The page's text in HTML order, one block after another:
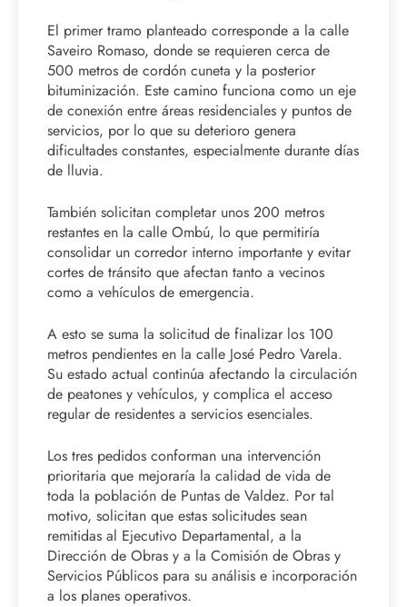
El primer tramo planteado corresponde a la calle
Saveiro Romaso, donde se requieren cerca de
500 metros de cordón cuneta y la posterior
bituminización. Este camino funciona como un eje
de conexión entre áreas residenciales y puntos de
servicios, por lo que su deterioro genera
dificultades constantes, especialmente durante días
de lluvia.
También solicitan completar unos 200 metros
restantes en la calle Ombú, lo que permitiría
consolidar un corredor interno importante y evitar
cortes de tránsito que afectan tanto a vecinos
como a vehículos de emergencia.
A esto se suma la solicitud de finalizar los 100
metros pendientes en la calle José Pedro Varela.
Su estado actual continúa afectando la circulación
de peatones y vehículos, y complica el acceso
regular de residentes a servicios esenciales.
Los tres pedidos conforman una intervención
prioritaria que mejoraría la calidad de vida de
toda la población de Puntas de Valdez. Por tal
motivo, solicitan que estas solicitudes sean
remitidas al Ejecutivo Departamental, a la
Dirección de Obras y a la Comisión de Obras y
Servicios Públicos para su análisis e incorporación
a los planes operativos.